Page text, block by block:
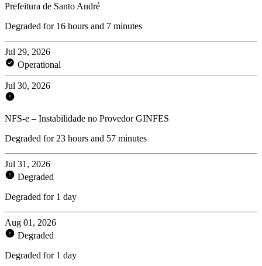
Prefeitura de Santo André
Degraded for 16 hours and 7 minutes
Jul 29, 2026
Operational
Jul 30, 2026
NFS-e – Instabilidade no Provedor GINFES
Degraded for 23 hours and 57 minutes
Jul 31, 2026
Degraded
Degraded for 1 day
Aug 01, 2026
Degraded
Degraded for 1 day